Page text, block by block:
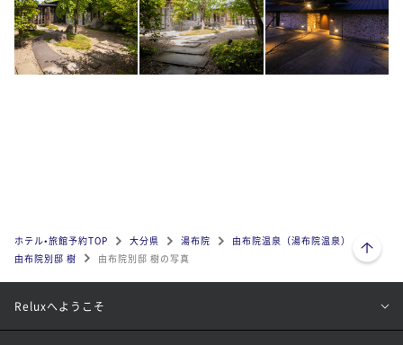
ホテル•旅館予約TOP 大分県 湯布院
由布院温泉（湯布院温泉）
由布院別邸 樹
由布院別邸 樹の写真
ページトップへ
Reluxへようこそ